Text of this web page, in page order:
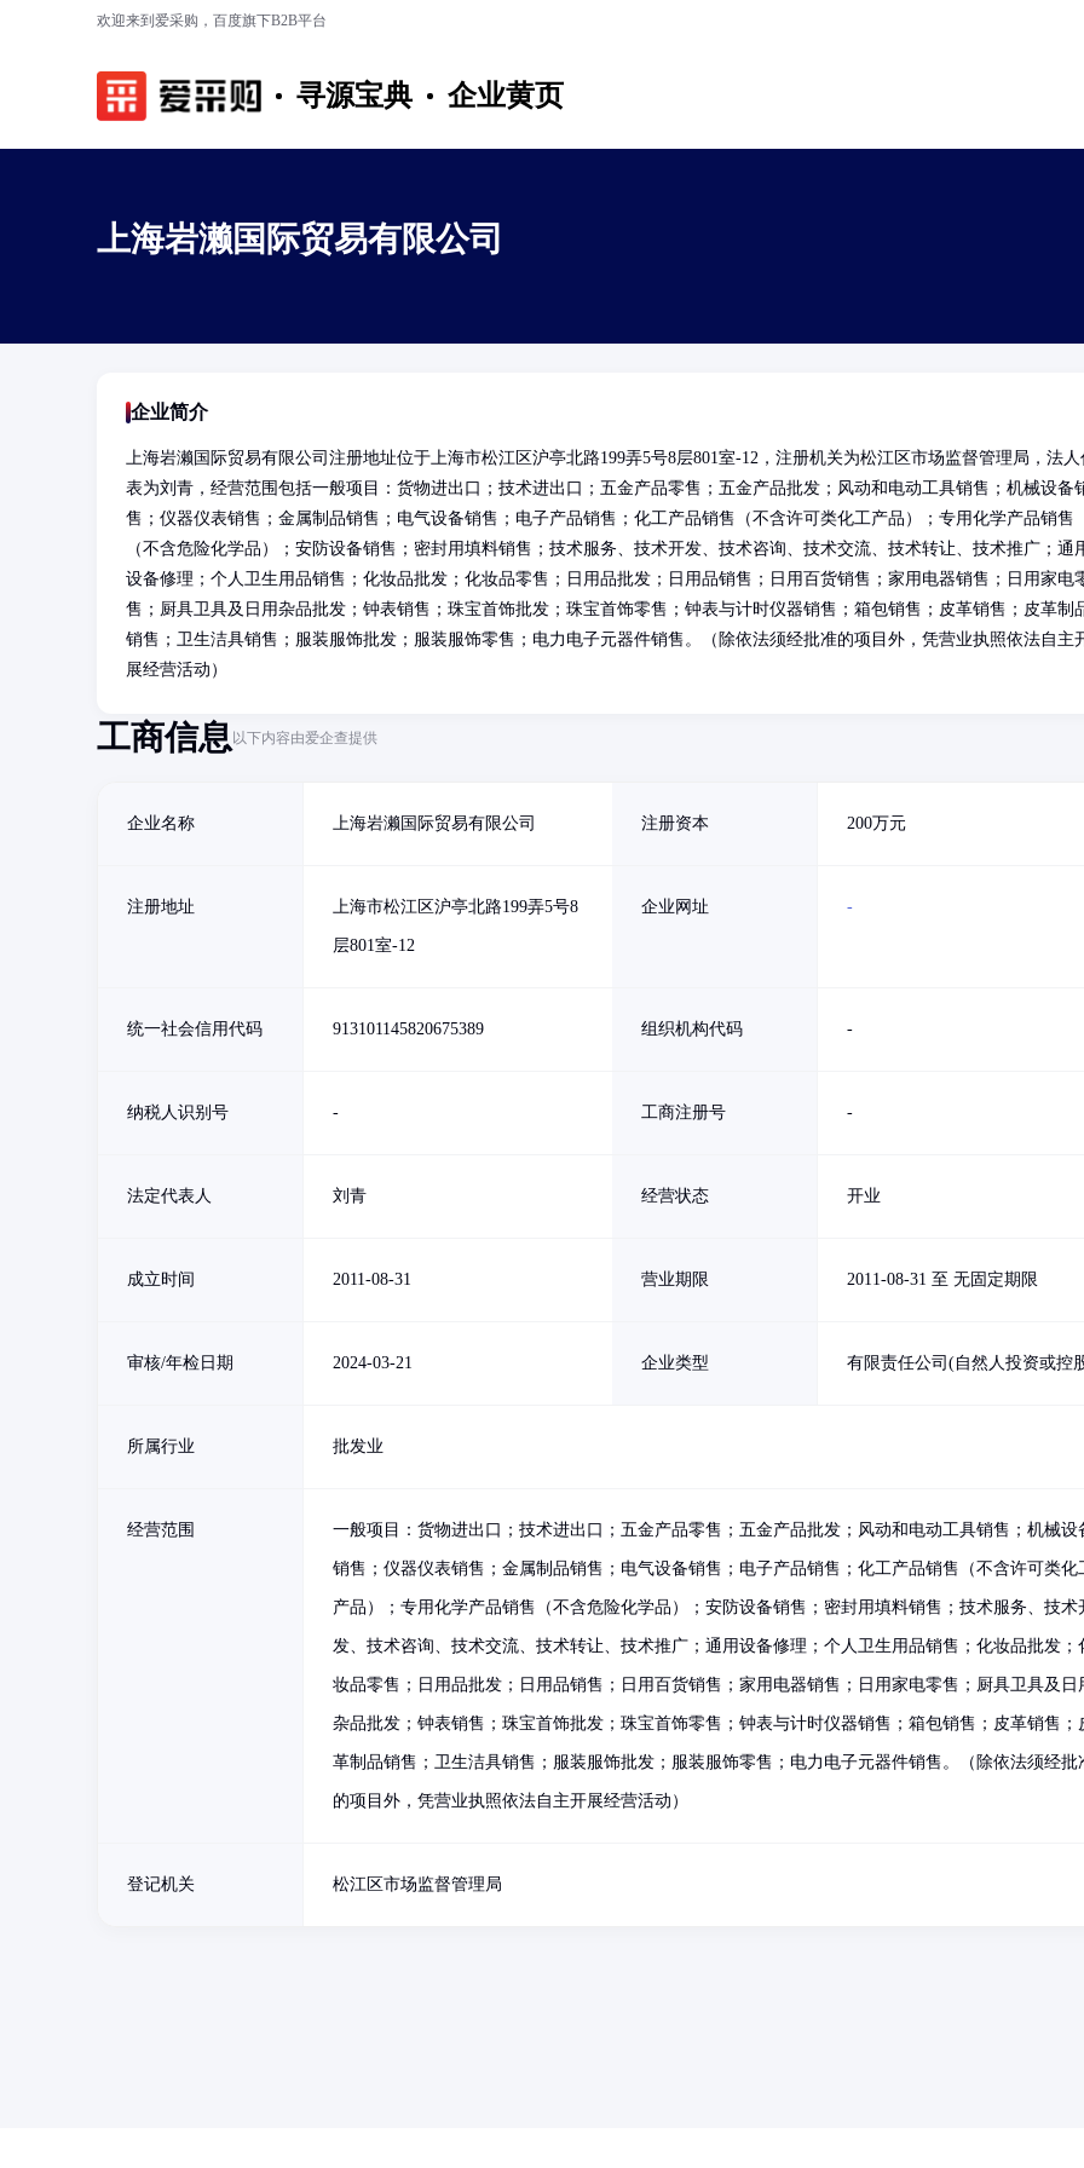
欢迎来到爱采购，百度旗下B2B平台
寻源宝典 企业黄页
上海岩濑国际贸易有限公司
企业简介
上海岩濑国际贸易有限公司注册地址位于上海市松江区沪亭北路199弄5号8层801室-12，注册机关为松江区市场监督管理局，法人
表为刘青，经营范围包括一般项目：货物进出口；技术进出口；五金产品零售；五金产品批发；风动和电动工具销售；机械设备
售；仪器仪表销售；金属制品销售；电气设备销售；电子产品销售；化工产品销售（不含许可类化工产品）；专用化学产品销售
（不含危险化学品）；安防设备销售；密封用填料销售；技术服务、技术开发、技术咨询、技术交流、技术转让、技术推广；通
设备修理；个人卫生用品销售；化妆品批发；化妆品零售；日用品批发；日用品销售；日用百货销售；家用电器销售；日用家电
售；厨具卫具及日用杂品批发；钟表销售；珠宝首饰批发；珠宝首饰零售；钟表与计时仪器销售；箱包销售；皮革销售；皮革制
销售；卫生洁具销售；服装服饰批发；服装服饰零售；电力电子元器件销售。（除依法须经批准的项目外，凭营业执照依法自主
展经营活动）
工商信息以下内容由爱企查提供
企业名称 上海岩濑国际贸易有限公司 注册资本 200万元
注册地址 上海市松江区沪亭北路199弄5号8
层801室-12
企业网址 -
统一社会信用代码 913101145820675389 组织机构代码 -
纳税人识别号 - 工商注册号 -
法定代表人 刘青 经营状态 开业
成立时间 2011-08-31 营业期限 2011-08-31 至 无固定期限
审核/年检日期 2024-03-21 企业类型 有限责任公司(自然人投资或控
所属行业 批发业
经营范围 一般项目：货物进出口；技术进出口；五金产品零售；五金产品批发；风动和电动工具销售；机械设
销售；仪器仪表销售；金属制品销售；电气设备销售；电子产品销售；化工产品销售（不含许可类化
产品）；专用化学产品销售（不含危险化学品）；安防设备销售；密封用填料销售；技术服务、技术
发、技术咨询、技术交流、技术转让、技术推广；通用设备修理；个人卫生用品销售；化妆品批发；
妆品零售；日用品批发；日用品销售；日用百货销售；家用电器销售；日用家电零售；厨具卫具及日
杂品批发；钟表销售；珠宝首饰批发；珠宝首饰零售；钟表与计时仪器销售；箱包销售；皮革销售；
革制品销售；卫生洁具销售；服装服饰批发；服装服饰零售；电力电子元器件销售。（除依法须经批
的项目外，凭营业执照依法自主开展经营活动）
登记机关 松江区市场监督管理局